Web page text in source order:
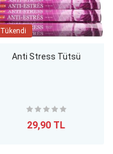
Tükendi
Anti Stress Tütsü
29,90 TL